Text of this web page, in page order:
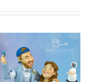
Steampunk
Collaboration 2024